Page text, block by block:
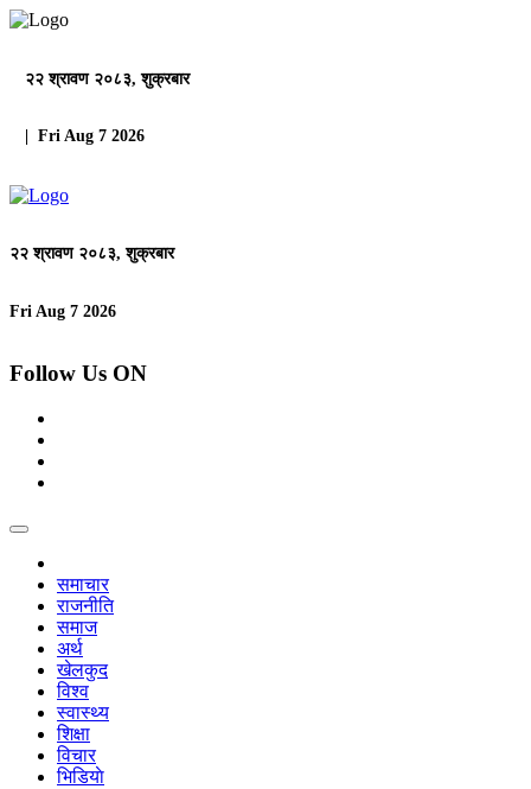
२२ श्रावण २०८३, शुक्रबार
| Fri Aug 7 2026
२२ श्रावण २०८३, शुक्रबार
Fri Aug 7 2026
Follow Us ON
समाचार
राजनीति
समाज
अर्थ
खेलकुद
विश्व
स्वास्थ्य
शिक्षा
विचार
भिडियाे